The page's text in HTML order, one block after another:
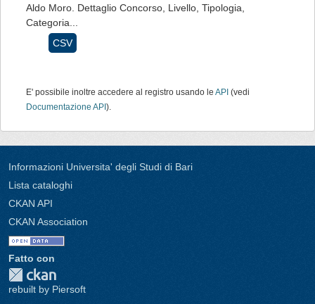
Aldo Moro. Dettaglio Concorso, Livello, Tipologia,
Categoria...
CSV
E' possibile inoltre accedere al registro usando le API (vedi
Documentazione API ).
Informazioni Universita' degli Studi di Bari
Lista cataloghi
CKAN API
CKAN Association
Fatto con
rebuilt by Piersoft